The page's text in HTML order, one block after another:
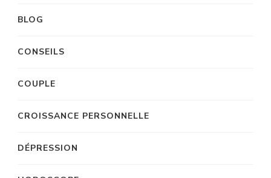
BLOG
CONSEILS
COUPLE
CROISSANCE PERSONNELLE
DÉPRESSION